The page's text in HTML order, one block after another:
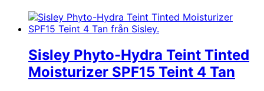
Sisley Phyto-Hydra Teint Tinted
Moisturizer SPF15 Teint 4 Tan